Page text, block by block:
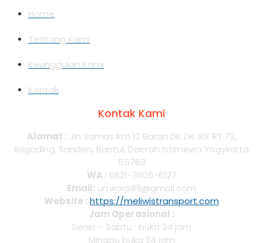
Home
Tentang Kami
Keunggulan Kami
Kontak
Kontak Kami
Alamat : Jln Samas Km 12 Baran DK DK XIX RT 72,
Srigading, Sanden, Bantul, Daerah Istimewa Yogykarta
55763
WA : 0821-3605-6127
Email: umiroro89@gmail.com
Website : https://meliwistransport.com
Jam Operasional :
Senin – Sabtu : buka 24 jam
Minggu buka 24 jam